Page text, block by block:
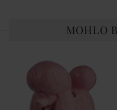
MOHLO